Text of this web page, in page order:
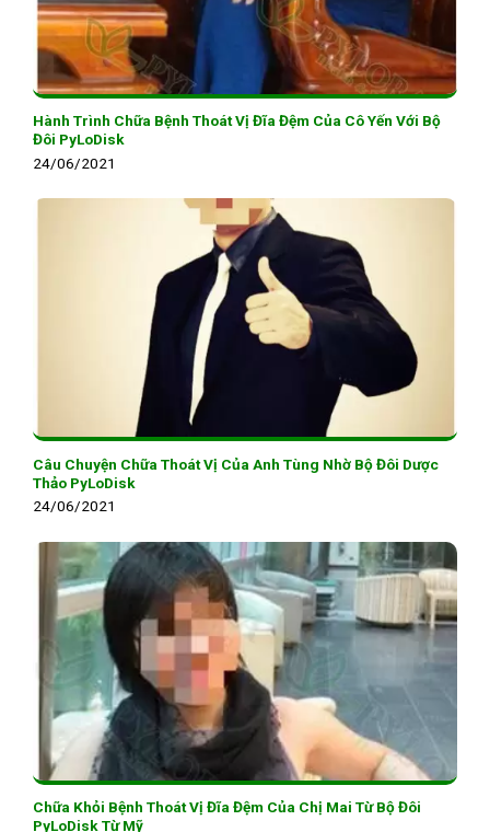
Hành Trình Chữa Bệnh Thoát Vị Đĩa Đệm Của Cô Yến Với Bộ
Đôi PyLoDisk
24/06/2021
Câu Chuyện Chữa Thoát Vị Của Anh Tùng Nhờ Bộ Đôi Dược
Thảo PyLoDisk
24/06/2021
Chữa Khỏi Bệnh Thoát Vị Đĩa Đệm Của Chị Mai Từ Bộ Đôi
PyLoDisk Từ Mỹ